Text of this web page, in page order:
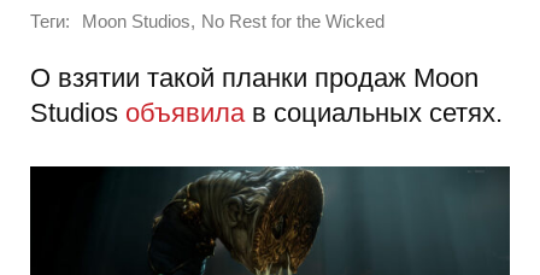
Теги: Moon Studios, No Rest for the Wicked
О взятии такой планки продаж Moon
Studios объявила в социальных сетях.